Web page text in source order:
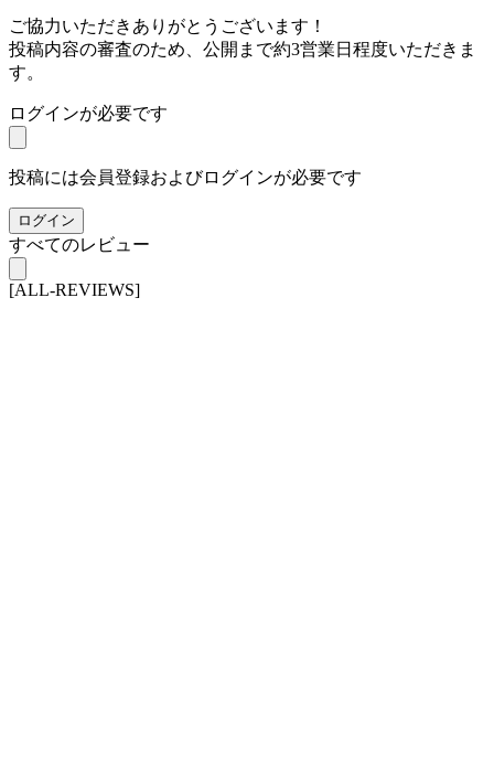
ご協力いただきありがとうございます！
投稿内容の審査のため、公開まで約3営業日程度いただきま
す。
ログインが必要です
投稿には会員登録およびログインが必要です
ログイン
すべてのレビュー
[ALL-REVIEWS]